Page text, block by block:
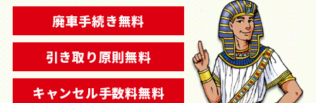
廃車手続き無料
引き取り原則無料
キャンセル手数料無料